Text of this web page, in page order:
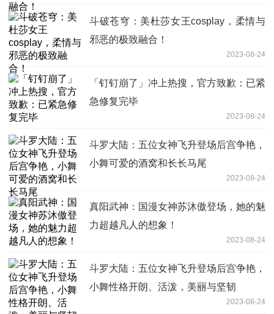
斗破苍穹：美杜莎女王cosplay，柔情与
邪恶的极致融合！
2023-08-24
「钉钉崩了」冲上热搜，官方致歉：已紧
急修复完毕
2023-08-24
斗罗大陆：五位女神飞升登场后宫争艳，
小舞可爱的酒窝和长长马尾
2023-08-24
真阳武神：国漫女神苏沐傲登场，她的魅
力超越凡人的想象！
2023-08-24
斗罗大陆：五位女神飞升登场后宫争艳，
小舞性格开朗、活泼，美丽与坚韧
2023-08-24